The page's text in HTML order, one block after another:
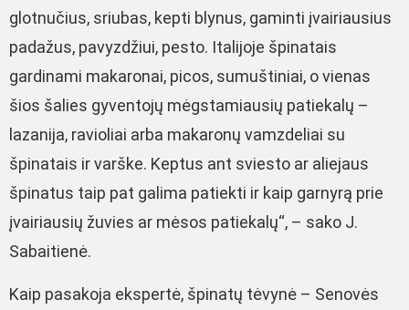
glotnučius, sriubas, kepti blynus, gaminti įvairiausius
padažus, pavyzdžiui, pesto. Italijoje špinatais
gardinami makaronai, picos, sumuštiniai, o vienas
šios šalies gyventojų mėgstamiausių patiekalų –
lazanija, ravioliai arba makaronų vamzdeliai su
špinatais ir varške. Keptus ant sviesto ar aliejaus
špinatus taip pat galima patiekti ir kaip garnyrą prie
įvairiausių žuvies ar mėsos patiekalų“, – sako J.
Sabaitienė.
Kaip pasakoja ekspertė, špinatų tėvynė – Senovės